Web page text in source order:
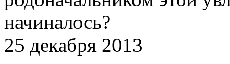
начиналось?
25 декабря 2013